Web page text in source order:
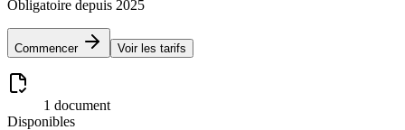
Obligatoire depuis 2025
Commencer Voir les tarifs
1 document
Disponibles